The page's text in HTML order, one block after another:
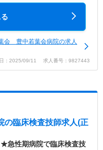
会 豊中若葉会病院の求人
：2025/09/11 求人番号：9827443
の臨床検査技師求人(正
急性期病院で臨床検査技